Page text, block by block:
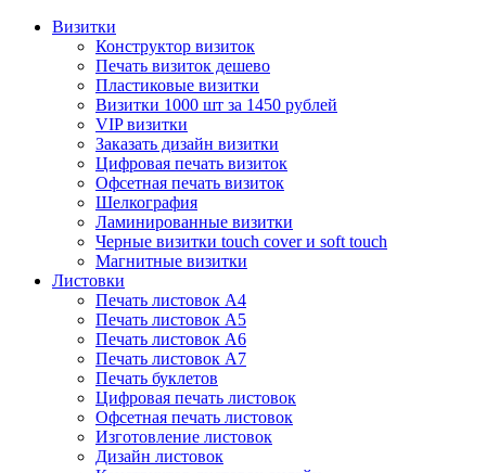
Визитки
Конструктор визиток
Печать визиток дешево
Пластиковые визитки
Визитки 1000 шт за 1450 рублей
VIP визитки
Заказать дизайн визитки
Цифровая печать визиток
Офсетная печать визиток
Шелкография
Ламинированные визитки
Черные визитки touch cover и soft touch
Магнитные визитки
Листовки
Печать листовок А4
Печать листовок А5
Печать листовок А6
Печать листовок А7
Печать буклетов
Цифровая печать листовок
Офсетная печать листовок
Изготовление листовок
Дизайн листовок